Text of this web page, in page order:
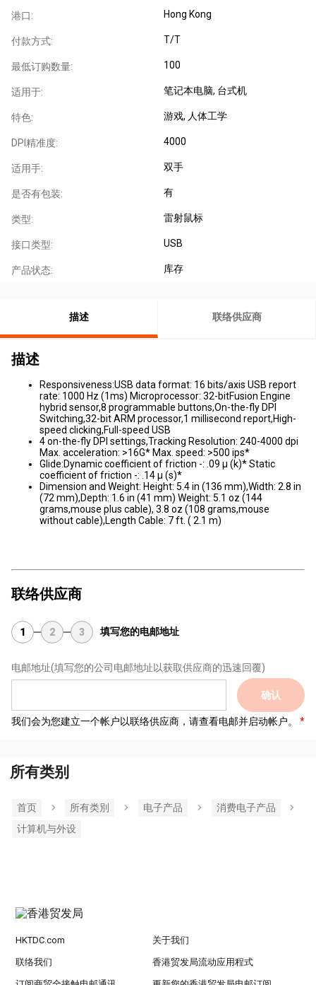
港口: Hong Kong
付款方式: T/T
最低订购数量: 100
适用于: 笔记本电脑, 台式机
特色: 游戏, 人体工学
DPI精准度: 4000
适用手: 双手
是否有包装: 有
类型: 雷射鼠标
接口类型: USB
产品状态: 库存
描述 联络供应商
描述
Responsiveness:USB data format: 16 bits/axis USB report
rate: 1000 Hz (1ms) Microprocessor: 32-bitFusion Engine
hybrid sensor,8 programmable buttons,On-the-fly DPI
Switching,32-bit ARM processor,1 millisecond report,High-
speed clicking,Full-speed USB
4 on-the-fly DPI settings,Tracking Resolution: 240-4000 dpi
Max. acceleration: >16G* Max. speed: >500 ips*
Glide:Dynamic coefficient of friction -: .09 µ (k)* Static
coefficient of friction -: .14 µ (s)*
Dimension and Weight: Height: 5.4 in (136 mm),Width: 2.8 in
(72 mm),Depth: 1.6 in (41 mm) Weight: 5.1 oz (144
grams,mouse plus cable), 3.8 oz (108 grams,mouse
without cable),Length Cable: 7 ft. ( 2.1 m)
联络供应商
1 2 3 填写您的电邮地址
电邮地址(填写您的公司电邮地址以获取供应商的迅速回覆)
确认
我们会为您建立一个帐户以联络供应商，请查看电邮并启动帐户。
所有类别
首页 所有类別 电子产品
消费电子产品
计算机与外设
HKTDC.com 关于我们
联络我们 香港贸发局流动应用程式